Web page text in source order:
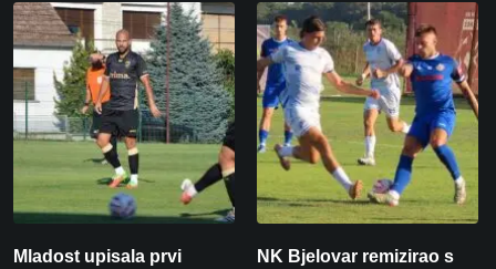
Mladost upisala prvi
NK Bjelovar remizirao s